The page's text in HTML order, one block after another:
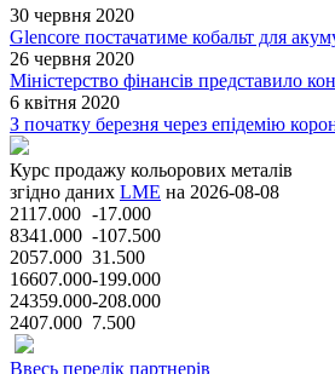
30 червня 2020
Glencore постачатиме кобальт для
26 червня 2020
Міністерство фінансів представило
6 квітня 2020
З початку березня через епідемію
Курс продажу кольорових металів
згідно даних LME на 2026-08-08
2117.000 -17.000
8341.000 -107.500
2057.000 31.500
16607.000-199.000
24359.000-208.000
2407.000 7.500
Ввесь перелік партнерів